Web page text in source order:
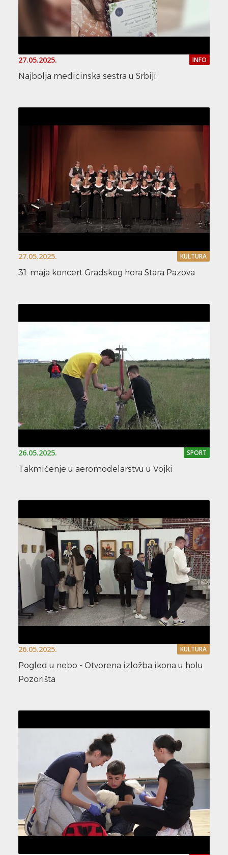
27.05.2025. INFO
Najbolja medicinska sestra u Srbiji
27.05.2025. KULTURA
31. maja koncert Gradskog hora Stara Pazova
26.05.2025. SPORT
Takmičenje u aeromodelarstvu u Vojki
26.05.2025. KULTURA
Pogled u nebo - Otvorena izložba ikona u holu
Pozorišta